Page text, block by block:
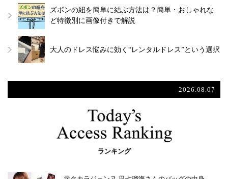
ズボンの紐を簡単に結ぶ方法は？簡単・おしゃれな
ど特徴別に画像付きで解説
大人のドレス悩みに効く“レンタルドレス”という選択
2026.08.07
ランキング